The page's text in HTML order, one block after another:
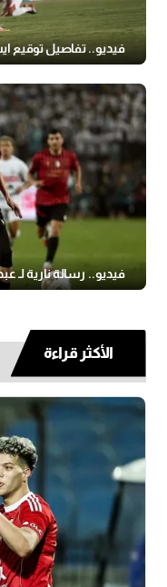
فيديو.. تفاصيل توقيع
فيديو.. رسالة نارية لـ
الأكثر قراءة